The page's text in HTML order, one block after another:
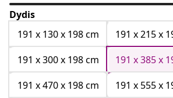
Dydis
191 x 130 x 198 cm
191 x 215 x
191 x 300 x 198 cm
191 x 385 x
191 x 470 x 198 cm
191 x 555 x